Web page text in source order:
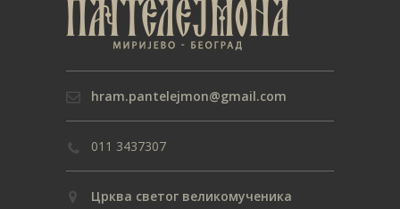
hram.pantelejmon@gmail.com
011 3437307
Црква светог великомученика